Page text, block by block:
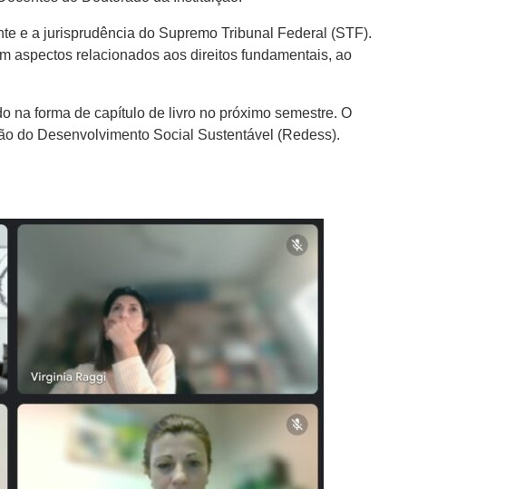
e a jurisprudência do Supremo Tribunal Federal (STF).
aspectos relacionados aos direitos fundamentais, ao
na forma de capítulo de livro no próximo semestre. O
do Desenvolvimento Social Sustentável (Redess).